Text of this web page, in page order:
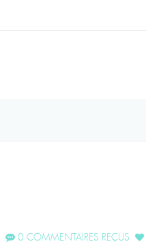
0 COMMENTAIRES REÇUS